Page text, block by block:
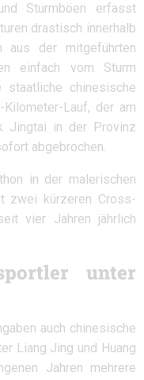
Sturmböen erfasst
drastisch innerhalb
aus der mitgeführten
einfach vom Sturm
chinesische
Kilometer-Lauf, der am
Jingtai in der Provinz
abgebrochen.
in der malerischen
zwei kürzeren Cross-
vier Jahren jährlich
unter
auch chinesische
Liang Jing und Huang
Jahren mehrere